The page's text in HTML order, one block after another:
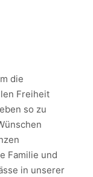
die
Freiheit
so zu
Familie und
in unserer